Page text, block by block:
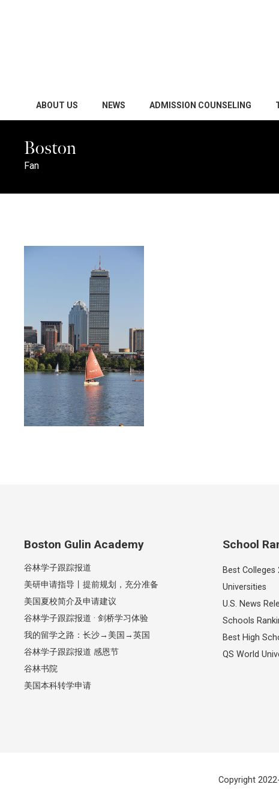
ABOUT US NEWS ADMISSION COUNSELING
Boston
Fan
Boston Gulin Academy
谷林学子跟踪报道
美研申请指导丨提前规划，充分准备
美国夏校简介及申请建议
谷林学子跟踪报道 · 剑桥学习体验
我的留学之路：长沙→美国→英国
谷林学子跟踪报道 感恩节
谷林书院
美国本科转学申请
School
Best Colleges
Universities
U.S. News
Schools
Best High
QS World
Copyright